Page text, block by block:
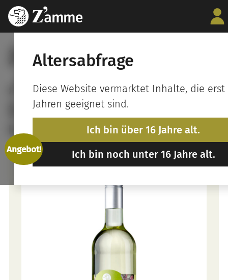
2025 Pfalz Weißwein
„Frühlings-Cuvée“
feinherb
Deutscher Qualitätswein
Angebot!
Altersabfrage
Diese Website vermarktet Inhalte, die erst
Jahren geeignet sind.
Ich bin über 16 Jahre alt.
Ich bin noch unter 16 Jahre alt.